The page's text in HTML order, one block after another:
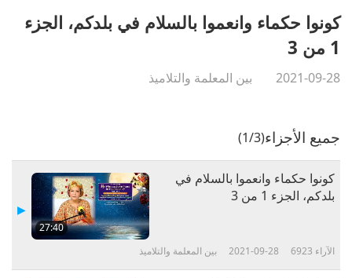
كونوا حكماء وانعموا بالسلام في بلدكم، الجزء
1 من 3
2021-09-28 بين المعلمة والتلاميذ
جميع الأجزاء(1/3)
27:40
كونوا حكماء وانعموا بالسلام في
بلدكم، الجزء 1 من 3
بين المعلمة والتلاميذ 2021-09-28 6923 الآراء